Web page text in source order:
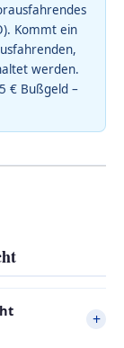
Kommt ein
werden.
€ Bußgeld –
+